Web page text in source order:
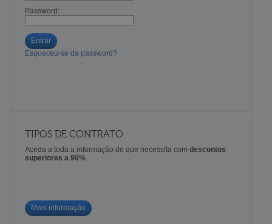
Password:
Entrar
Esqueceu-se da password?
TIPOS DE CONTRATO
Aceda a toda a informação de que necessita com descontos
superiores a 90%
Mais informação